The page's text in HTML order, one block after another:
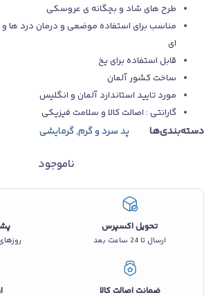
طرح های شاد و بچگانه ی عروسکی
مناسب برای استفاده موضعی و درمان درد
ای
قابل استفاده برای یخ
ساخت کشور آلمان
مورد تایید استاندارد آلمان و انگلیس
گارانتی : اصالت کالا و سلامت فیزیکی
دسته‌بندی‌ها پد سرد و گرم,گرمایشی
تحویل اکسپرس
ارسال تا 24 ساعت بعد روزهای
ضمانت اصالت کالا
ناموجود